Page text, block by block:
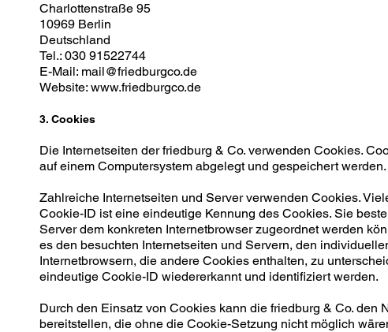
Charlottenstraße 95
10969 Berlin
Deutschland
Tel.: 030 91522744
E-Mail: mail@friedburgco.de
Website: www.friedburgco.de
3. Cookies
Die Internetseiten der friedburg & Co. verwenden Cookies.
auf einem Computersystem abgelegt und gespeichert werden.
Zahlreiche Internetseiten und Server verwenden Cookies.
Cookie-ID ist eine eindeutige Kennung des Cookies. Sie
Server dem konkreten Internetbrowser zugeordnet werden
es den besuchten Internetseiten und Servern, den
Internetbrowsern, die andere Cookies enthalten, zu
eindeutige Cookie-ID wiedererkannt und identifiziert werden.
Durch den Einsatz von Cookies kann die friedburg & Co.
bereitstellen, die ohne die Cookie-Setzung nicht möglich